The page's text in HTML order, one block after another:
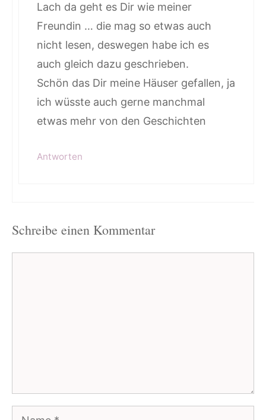
Lach da geht es Dir wie meiner
Freundin … die mag so etwas auch
nicht lesen, deswegen habe ich es
auch gleich dazu geschrieben.
Schön das Dir meine Häuser gefallen, ja
ich wüsste auch gerne manchmal
etwas mehr von den Geschichten
Antworten
Schreibe einen Kommentar
Name